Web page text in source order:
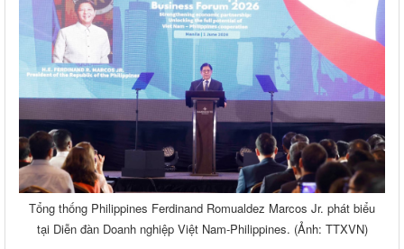
Tổng thống Philippines Ferdinand Romualdez Marcos Jr. phát biểu
tại Diễn đàn Doanh nghiệp Việt Nam-Philippines. (Ảnh: TTXVN)